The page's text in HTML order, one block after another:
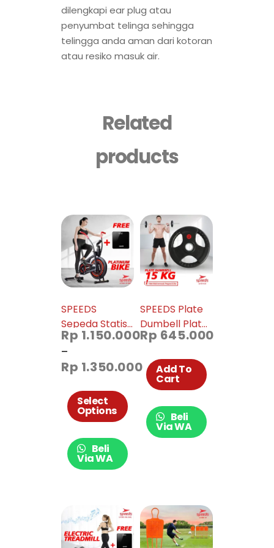
dilengkapi ear plug atau
penyumbat telinga sehingga
telingga anda aman dari kotoran
atau resiko masuk air.
Related
products
SPEEDS
Sepeda Statis
Platinum Bike
Alat Fitness
Spinning Bike
Untuk Di
Rumah 042-19
Rp 1.150.000
–
Rp 1.350.000
Select
Options
Beli
Via WA
SPEEDS Plate
Dumbell Plate
Barbel 15 kg
014-33
Rp 645.000
Add To
Cart
Beli
Via WA